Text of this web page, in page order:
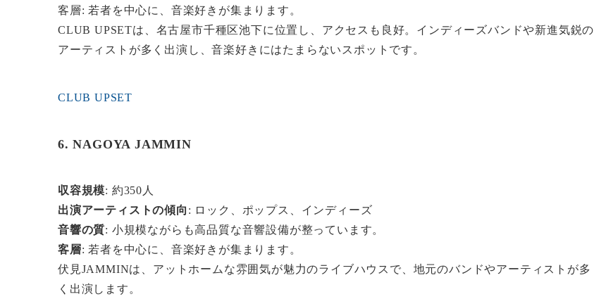
客層: 若者を中心に、音楽好きが集まります。
CLUB UPSETは、名古屋市千種区池下に位置し、アクセスも良好。インディーズバンドや新進気鋭の
アーティストが多く出演し、音楽好きにはたまらないスポットです。
CLUB UPSET
6. NAGOYA JAMMIN
収容規模: 約350人
出演アーティストの傾向 : ロック、ポップス、インディーズ
音響の質: 小規模ながらも高品質な音響設備が整っています。
客層: 若者を中心に、音楽好きが集まります。
伏見JAMMINは、アットホームな雰囲気が魅力のライブハウスで、地元のバンドやアーティストが多
く出演します。